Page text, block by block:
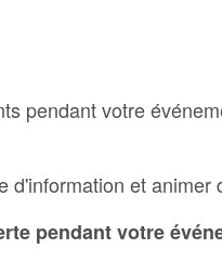
pendant votre
et animer
pendant votre